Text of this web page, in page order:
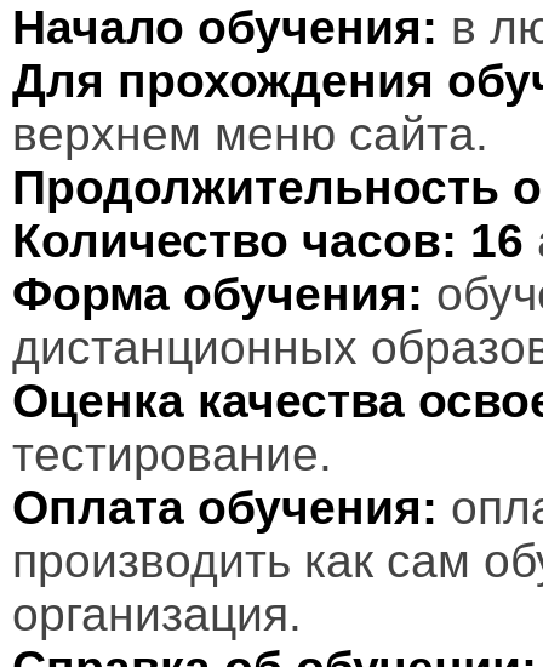
Начало обучения: в
Для прохождения
верхнем меню сайта.
Продолжительность
Количество часов: 16
Форма обучения:
дистанционных
Оценка качества
тестирование.
Оплата обучения:
производить как сам
организация.